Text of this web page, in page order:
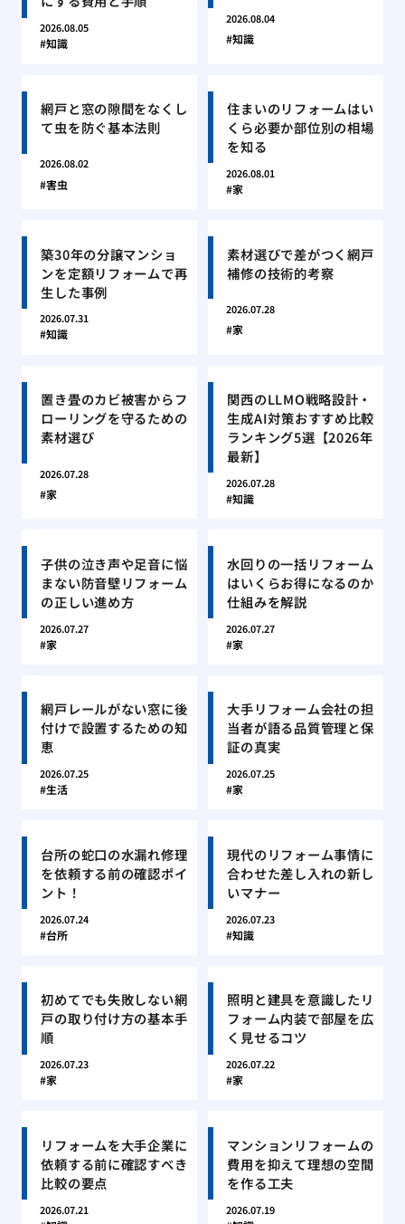
2026.08.05
知識
2026.08.04
知識
網戸と窓の隙間をなくし
て虫を防ぐ基本法則
2026.08.02
害虫
住まいのリフォームはい
くら必要か部位別の相場
を知る
2026.08.01
家
築30年の分譲マンショ
ンを定額リフォームで再
生した事例
2026.07.31
知識
素材選びで差がつく網戸
補修の技術的考察
2026.07.28
家
置き畳のカビ被害からフ
ローリングを守るための
素材選び
2026.07.28
家
関西のLLMO戦略設計・
生成AI対策おすすめ比較
ランキング5選【2026年
最新】
2026.07.28
知識
子供の泣き声や足音に悩
まない防音壁リフォーム
の正しい進め方
2026.07.27
家
水回りの一括リフォーム
はいくらお得になるのか
仕組みを解説
2026.07.27
家
網戸レールがない窓に後
付けで設置するための知
恵
2026.07.25
生活
大手リフォーム会社の担
当者が語る品質管理と保
証の真実
2026.07.25
家
台所の蛇口の水漏れ修理
を依頼する前の確認ポイ
ント！
2026.07.24
台所
現代のリフォーム事情に
合わせた差し入れの新し
いマナー
2026.07.23
知識
初めてでも失敗しない網
戸の取り付け方の基本手
順
2026.07.23
家
照明と建具を意識したリ
フォーム内装で部屋を広
く見せるコツ
2026.07.22
家
リフォームを大手企業に
依頼する前に確認すべき
比較の要点
2026.07.21
マンションリフォームの
費用を抑えて理想の空間
を作る工夫
2026.07.19